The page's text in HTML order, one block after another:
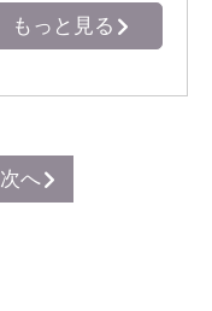
もっと見る
次へ